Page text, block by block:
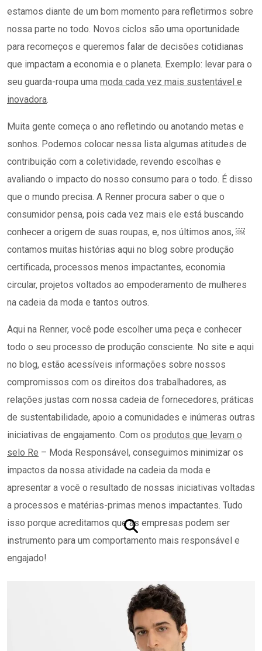
estamos diante de um bom momento para refletirmos sobre
nossa parte no todo. Novos ciclos são uma oportunidade
para recomeços e queremos falar de decisões cotidianas
que impactam a economia e o planeta. Exemplo: levar para o
seu guarda-roupa uma moda cada vez mais sustentável e
inovadora
Muita gente começa o ano refletindo ou anotando metas e
sonhos. Podemos colocar nessa lista algumas atitudes de
contribuição com a coletividade, revendo escolhas e
avaliando o impacto do nosso consumo para o todo. É disso
que o mundo precisa. A Renner procura saber o que o
consumidor pensa, pois cada vez mais ele está buscando
conhecer a origem de suas roupas, e, nos últimos anos, ￼
contamos muitas histórias aqui no blog sobre produção
certificada, processos menos impactantes, economia
circular, projetos voltados ao empoderamento de mulheres
na cadeia da moda e tantos outros.
Aqui na Renner, você pode escolher uma peça e conhecer
todo o seu processo de produção consciente. No site e aqui
no blog, estão acessíveis informações sobre nossos
compromissos com os direitos dos trabalhadores, as
relações justas com nossa cadeia de fornecedores, práticas
de sustentabilidade, apoio a comunidades e inúmeras outras
iniciativas de engajamento. Com os produtos que levam o
selo Re – Moda Responsável, conseguimos minimizar os
impactos da nossa atividade na cadeia da moda e
apresentar a você o resultado de nossas iniciativas voltadas
a processos e matérias-primas menos impactantes. Tudo
isso porque acreditamos que as empresas podem ser
instrumento para um comportamento mais responsável e
engajado!